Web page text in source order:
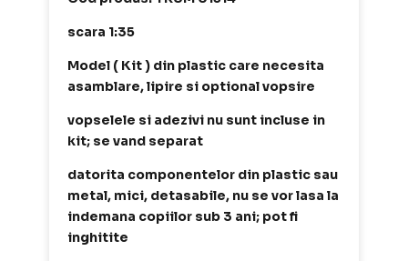
scara 1:35
Model ( Kit ) din plastic care necesita
asamblare, lipire si optional vopsire
vopselele si adezivi nu sunt incluse in
kit; se vand separat
datorita componentelor din plastic sau
metal, mici, detasabile, nu se vor lasa la
indemana copiilor sub 3 ani; pot fi
inghitite